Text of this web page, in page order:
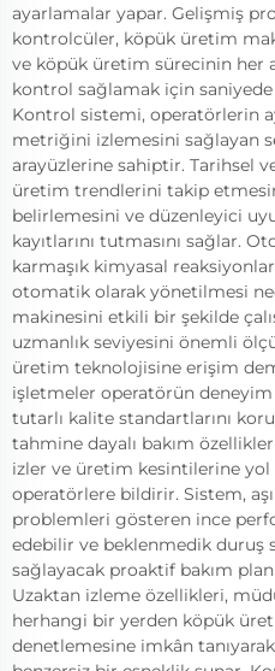
ayarlamalar yapar. Gelişmiş
kontrolcüler, köpük üretim
ve köpük üretim sürecinin her
kontrol sağlamak için saniyede
Kontrol sistemi, operatörlerin
metriğini izlemesini sağlayan
arayüzlerine sahiptir. Tarihsel
üretim trendlerini takip
belirlemesini ve düzenleyici
kayıtlarını tutmasını sağlar.
karmaşık kimyasal
otomatik olarak yönetilmesi
makinesini etkili bir şekilde
uzmanlık seviyesini önemli
üretim teknolojisine erişim
işletmeler operatörün deneyim
tutarlı kalite standartlarını
tahmine dayalı bakım
izler ve üretim kesintilerine yol
operatörlere bildirir. Sistem,
problemleri gösteren ince
edebilir ve beklenmedik duruş
sağlayacak proaktif bakım
Uzaktan izleme özellikleri,
herhangi bir yerden köpük
denetlemesine imkân